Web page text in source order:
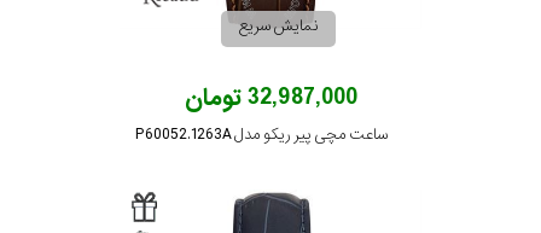
نمایش سریع
32,987,000 تومان
ساعت مچی پیر ریکو مدل P60052.1263A